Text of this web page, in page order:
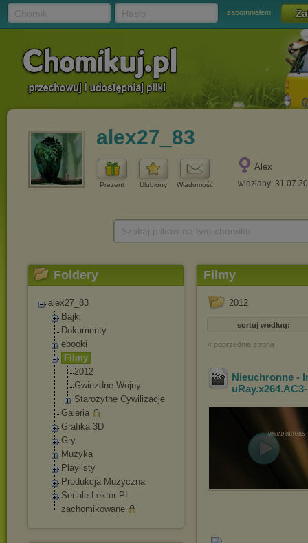
zapomniałem
alex27_83
Prezent Ulubiony Wiadomość
Alex
widziany:
Foldery
alex27_83
Bajki
Dokumenty
ebooki
Filmy
2012
Gwiezdne Wojny
Starożytne Cywilizacje
Galeria
Grafika 3D
Gry
Muzyka
Playlisty
Produkcja Muzyczna
Seriale Lektor PL
zachomikowane
Filmy
2012
sortuj według:
« poprzednia strona
Nieuchronne -